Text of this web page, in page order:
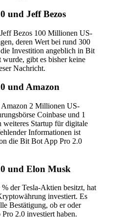
und Jeff Bezos
Bezos 100 Millionen US-
deren Wert bei rund 300
Investition angeblich in Bit
gibt es bisher keine
Nachricht.
und Amazon
Amazon 2 Millionen US-
Coinbase und 1
Startup für digitale
Informationen ist
die Bit Bot App Pro 2.0
und Elon Musk
der Tesla-Aktien besitzt, hat
investiert. Es
Bestätigung, ob er oder
2.0 investiert haben.